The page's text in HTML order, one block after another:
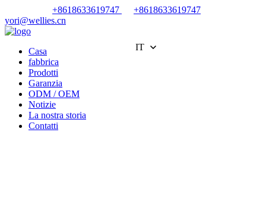
+8618633619747
+8618633619747
yori@wellies.cn
IT
Casa
fabbrica
Prodotti
Garanzia
ODM / OEM
Notizie
La nostra storia
Contatti